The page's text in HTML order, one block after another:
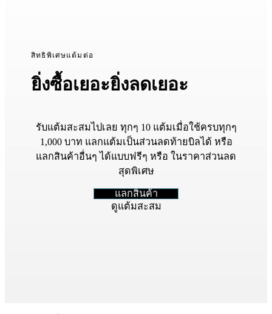
ยิ่งซื้อเยอะยิ่งลดเยอะ
สิทธิพิเศษแต้มต่อ
รับแต้มสะสมไปเลย ทุกๆ 10 แต้มเมื่อใช้ครบทุกๆ
1,000 บาท แลกแต้มเป็นส่วนลดท้ายบิลได้ หรือ
แลกสินค้าอื่นๆ ได้แบบฟรีๆ หรือ ในราคาส่วนลด
สุดพิเศษ
แลกสินค้า
ดูแต้มสะสม